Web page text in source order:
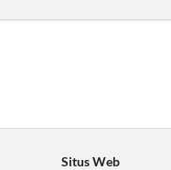
Situs Web